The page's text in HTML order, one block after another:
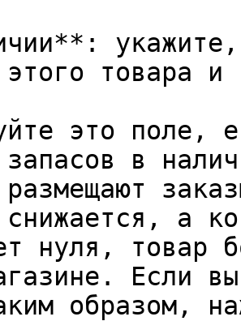
этого товара
это поле,
запасов в
размещают
снижается, а
нуля, товар
Если
образом,